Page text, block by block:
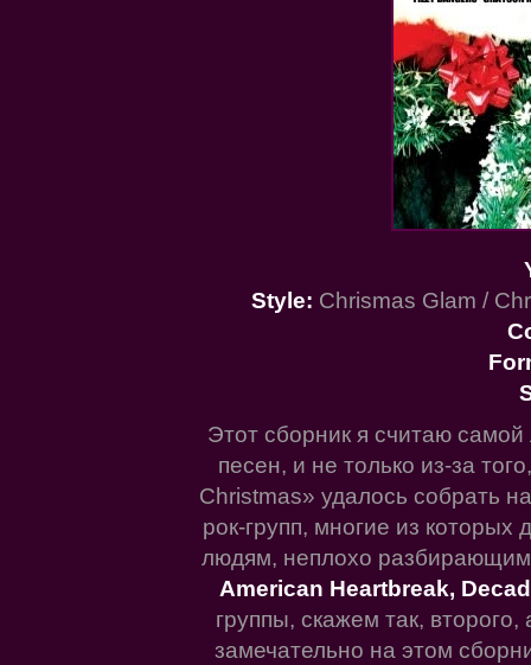
Style: Chrismas Glam /
Этот сборник я считаю
песен, и не только из-за
Christmas» удалось собрать
рок-групп, многие из
людям, неплохо
American Heartbreak,
группы, скажем так,
замечательно на этом